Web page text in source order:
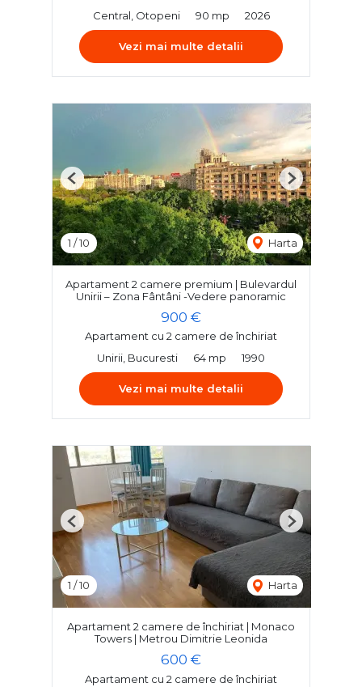
Central, Otopeni 90 mp 2026
Vezi mai multe detalii
1 /10 Harta
Previous Next
Apartament 2 camere premium | Bulevardul
Unirii – Zona Fântâni -Vedere panoramic
900 €
Apartament cu 2 camere de închiriat
Unirii, Bucuresti
64 mp 1990
Vezi mai multe detalii
1 /10 Harta
Previous Next
Apartament 2 camere de închiriat | Monaco
Towers | Metrou Dimitrie Leonida
600 €
Apartament cu 2 camere de închiriat